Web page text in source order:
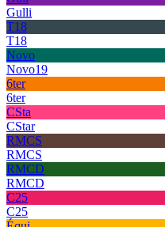
Gulli
T18
T18
Novo
Novo19
6ter
6ter
CSta
CStar
RMCS
RMCS
RMCD
RMCD
C25
C25